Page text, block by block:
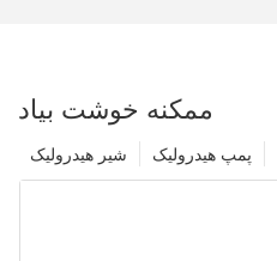
ممکنه خوشت بیاد
پمپ هیدرولیک شیر هیدرولیک